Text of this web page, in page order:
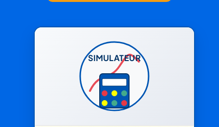
SIMULATEUR